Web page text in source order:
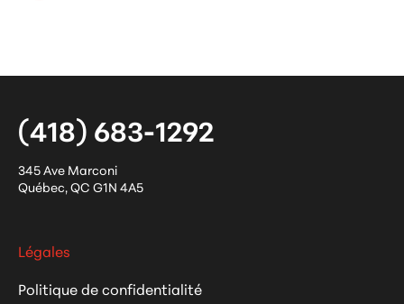
(418) 683-1292
345 Ave Marconi
Québec,QC G1N 4A5
Légales
Politique de confidentialité